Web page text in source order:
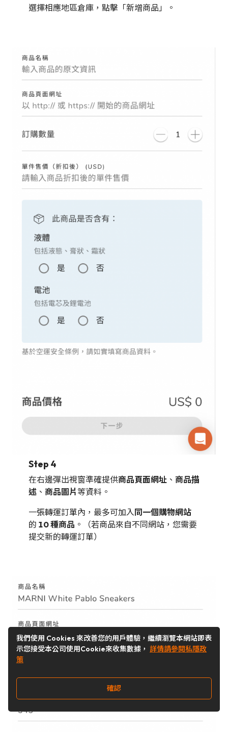
選擇相應地區倉庫，點擊「新增商品」。
Step 4
在右邊彈出視窗準確提供商品頁面網址 、 商品描
述 、 商品圖片 等資料。
一張轉運訂單內，最多可加入 同一個購物網站
的 10 種商品 。（若商品來自不同網站，您需要
提交新的轉運訂單）
我們使用 Cookies 來改善您的用戶體驗，繼續瀏覽本網站即表
示您接受本公司使用Cookie來收集數據， 詳情請參閱私隱政
策
確認